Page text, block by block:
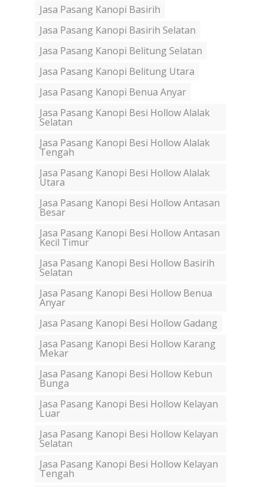
Jasa Pasang Kanopi Basirih
Jasa Pasang Kanopi Basirih Selatan
Jasa Pasang Kanopi Belitung Selatan
Jasa Pasang Kanopi Belitung Utara
Jasa Pasang Kanopi Benua Anyar
Jasa Pasang Kanopi Besi Hollow Alalak
Selatan
Jasa Pasang Kanopi Besi Hollow Alalak
Tengah
Jasa Pasang Kanopi Besi Hollow Alalak
Utara
Jasa Pasang Kanopi Besi Hollow Antasan
Besar
Jasa Pasang Kanopi Besi Hollow Antasan
Kecil Timur
Jasa Pasang Kanopi Besi Hollow Basirih
Selatan
Jasa Pasang Kanopi Besi Hollow Benua
Anyar
Jasa Pasang Kanopi Besi Hollow Gadang
Jasa Pasang Kanopi Besi Hollow Karang
Mekar
Jasa Pasang Kanopi Besi Hollow Kebun
Bunga
Jasa Pasang Kanopi Besi Hollow Kelayan
Luar
Jasa Pasang Kanopi Besi Hollow Kelayan
Selatan
Jasa Pasang Kanopi Besi Hollow Kelayan
Tengah